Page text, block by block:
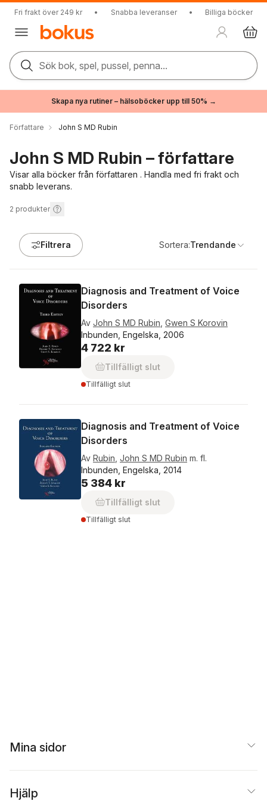
Fri frakt över 249 kr • Snabba leveranser • Billiga böcker
Sök bok, spel, pussel, penna...
Skapa nya rutiner – hälsoböcker upp till 50% →
Författare John S MD Rubin
John S MD Rubin – författare
Visar alla böcker från författaren . Handla med fri frakt och
snabb leverans.
2 produkter
Filtrera Sortera:Trendande
Diagnosis and Treatment of Voice
Disorders
Av John S MD Rubin Gwen S Korovin
Inbunden, Engelska, 2006
4 722 kr
Tillfälligt slut
Tillfälligt slut
Diagnosis and Treatment of Voice
Disorders
Av Rubin John S MD Rubin m. fl.
Inbunden, Engelska, 2014
5 384 kr
Tillfälligt slut
Tillfälligt slut
Mina sidor
Hjälp